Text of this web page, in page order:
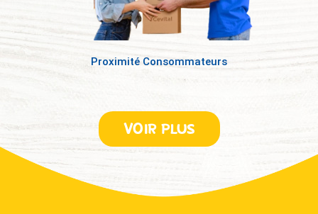
Proximité Consommateurs
VOIR PLUS